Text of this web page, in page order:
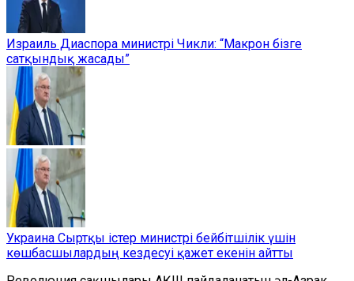
Израиль Диаспора министрі Чикли: “Макрон бізге
сатқындық жасады”
Украина Сыртқы істер министрі бейбітшілік үшін
көшбасшылардың кездесуі қажет екенін айтты